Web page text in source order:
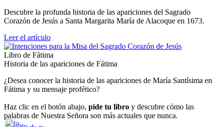
Descubre la profunda historia de las apariciones del Sagrado
Corazón de Jesús a Santa Margarita María de Alacoque en 1673.
Leer el artículo
Libro de Fátima
Historia de las apariciones de Fátima
¿Desea conocer la historia de las apariciones de María Santísima en
Fátima y su mensaje profético?
Haz clic en el botón abajo, pide tu libro y descubre cómo las
palabras de Nuestra Señora son más actuales que nunca.